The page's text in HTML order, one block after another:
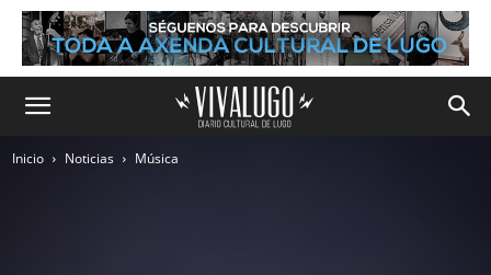
Inicio Noticias Música